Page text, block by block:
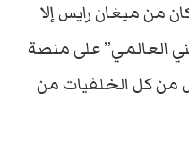
من ميغان رايس إلا
العالمي” على منصة
من كل الخلفيات من